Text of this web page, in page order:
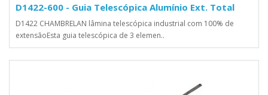
D1422-600 - Guia Telescópica Alumínio Ext. Total
D1422 CHAMBRELAN lâmina telescópica industrial com 100% de
extensãoEsta guia telescópica de 3 elemen..